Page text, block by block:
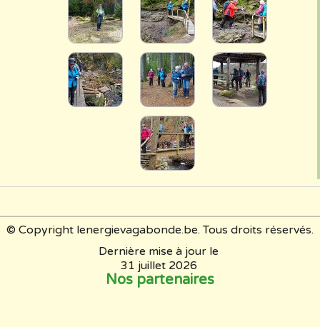
© Copyright lenergievagabonde.be. Tous droits réservés.
Dernière mise à jour le
31 juillet 2026
Nos partenaires